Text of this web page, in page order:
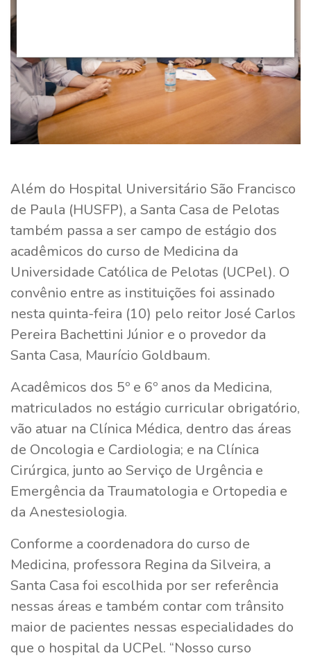
Além do Hospital Universitário São Francisco
de Paula (HUSFP), a Santa Casa de Pelotas
também passa a ser campo de estágio dos
acadêmicos do curso de Medicina da
Universidade Católica de Pelotas (UCPel). O
convênio entre as instituições foi assinado
nesta quinta-feira (10) pelo reitor José Carlos
Pereira Bachettini Júnior e o provedor da
Santa Casa, Maurício Goldbaum.
Acadêmicos dos 5º e 6º anos da Medicina,
matriculados no estágio curricular obrigatório,
vão atuar na Clínica Médica, dentro das áreas
de Oncologia e Cardiologia; e na Clínica
Cirúrgica, junto ao Serviço de Urgência e
Emergência da Traumatologia e Ortopedia e
da Anestesiologia.
Conforme a coordenadora do curso de
Medicina, professora Regina da Silveira, a
Santa Casa foi escolhida por ser referência
nessas áreas e também contar com trânsito
maior de pacientes nessas especialidades do
que o hospital da UCPel. “Nosso curso